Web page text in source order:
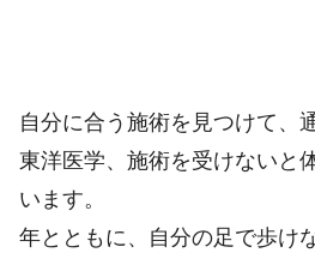
自分に合う施術を見つけて、
東洋医学、施術を受けないと
います。
年とともに、自分の足で歩け